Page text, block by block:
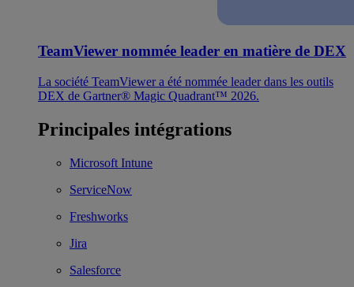
TeamViewer nommée leader en matière de DEX
La société TeamViewer a été nommée leader dans les outils
DEX de Gartner® Magic Quadrant™ 2026.
Principales intégrations
Microsoft Intune
ServiceNow
Freshworks
Jira
Salesforce